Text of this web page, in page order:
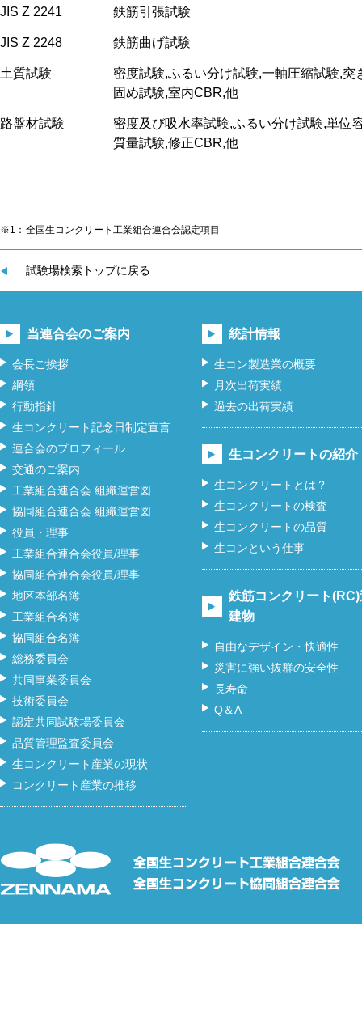
JIS Z 2241 鉄筋引張試験
JIS Z 2248 鉄筋曲げ試験
土質試験
密度試験,ふるい分け試験,一軸圧縮試験,突
固め試験,室内CBR,他
路盤材試験
密度及び吸水率試験,ふるい分け試験,単位
質量試験,修正CBR,他
※1： 全国生コンクリート工業組合連合会認定項目
試験場検索トップに戻る
当連合会のご案内
会長ご挨拶
綱領
行動指針
生コンクリート記念日制定宣言
連合会のプロフィール
交通のご案内
工業組合連合会 組織運営図
協同組合連合会 組織運営図
役員・理事
工業組合連合会役員/理事
協同組合連合会役員/理事
地区本部名簿
工業組合名簿
協同組合名簿
総務委員会
共同事業委員会
技術委員会
認定共同試験場委員会
品質管理監査委員会
生コンクリート産業の現状
コンクリート産業の推移
統計情報
生コン製造業の概要
月次出荷実績
過去の出荷実績
生コンクリートの紹介
生コンクリートとは？
生コンクリートの検査
生コンクリートの品質
生コンという仕事
鉄筋コンクリート
建物
自由なデザイン・快適性
災害に強い抜群の安全性
長寿命
Q＆A